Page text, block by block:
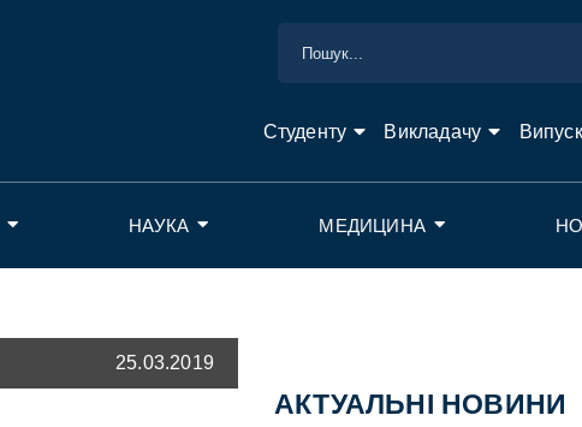
Студенту Викладачу
НАУКА МЕДИЦИНА
25.03.2019
АКТУАЛЬНІ НОВИНИ